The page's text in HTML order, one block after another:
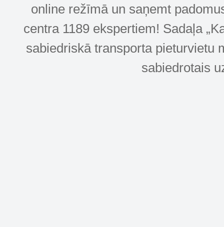
online režīmā un saņemt
centra 1189 ekspertiem! Sadaļa
sabiedriskā transporta pieturvietu
sabiedrotais